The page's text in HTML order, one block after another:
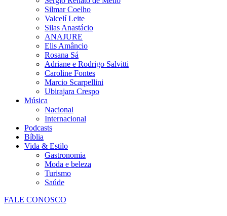
Silmar Coelho
Valcelí Leite
Silas Anastácio
ANAJURE
Elis Amâncio
Rosana Sá
Adriane e Rodrigo Salvitti
Caroline Fontes
Marcio Scarpellini
Ubirajara Crespo
Música
Nacional
Internacional
Podcasts
Bíblia
Vida & Estilo
Gastronomia
Moda e beleza
Turismo
Saúde
FALE CONOSCO